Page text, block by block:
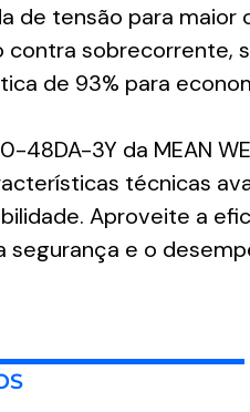
de tensão para maior
contra
de 93% para
48DA-3Y da MEAN
técnicas
Aproveite a
e o